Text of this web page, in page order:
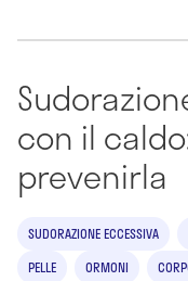
con il
prevenirla
SUDORAZIONE ECCESSIVA
PELLE
ORMONI